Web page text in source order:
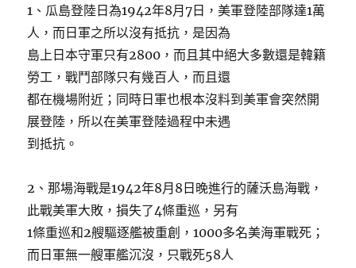
1、瓜島登陸日為1942年8月7日，美軍登陸部隊達1萬
人，而日軍之所以沒有抵抗，是因為
島上日本守軍只有2800，而且其中絕大多數還是韓籍
勞工，戰鬥部隊只有幾百人，而且還
都在機場附近；同時日軍也根本沒料到美軍會突然開
展登陸，所以在美軍登陸過程中未遇
到抵抗。
2、那場海戰是1942年8月8日晚進行的薩沃島海戰，
此戰美軍大敗，損失了4條重巡，另有
1條重巡和2艘驅逐艦被重創，1000多名美海軍戰死；
而日軍無一艘軍艦沉沒，只戰死58人